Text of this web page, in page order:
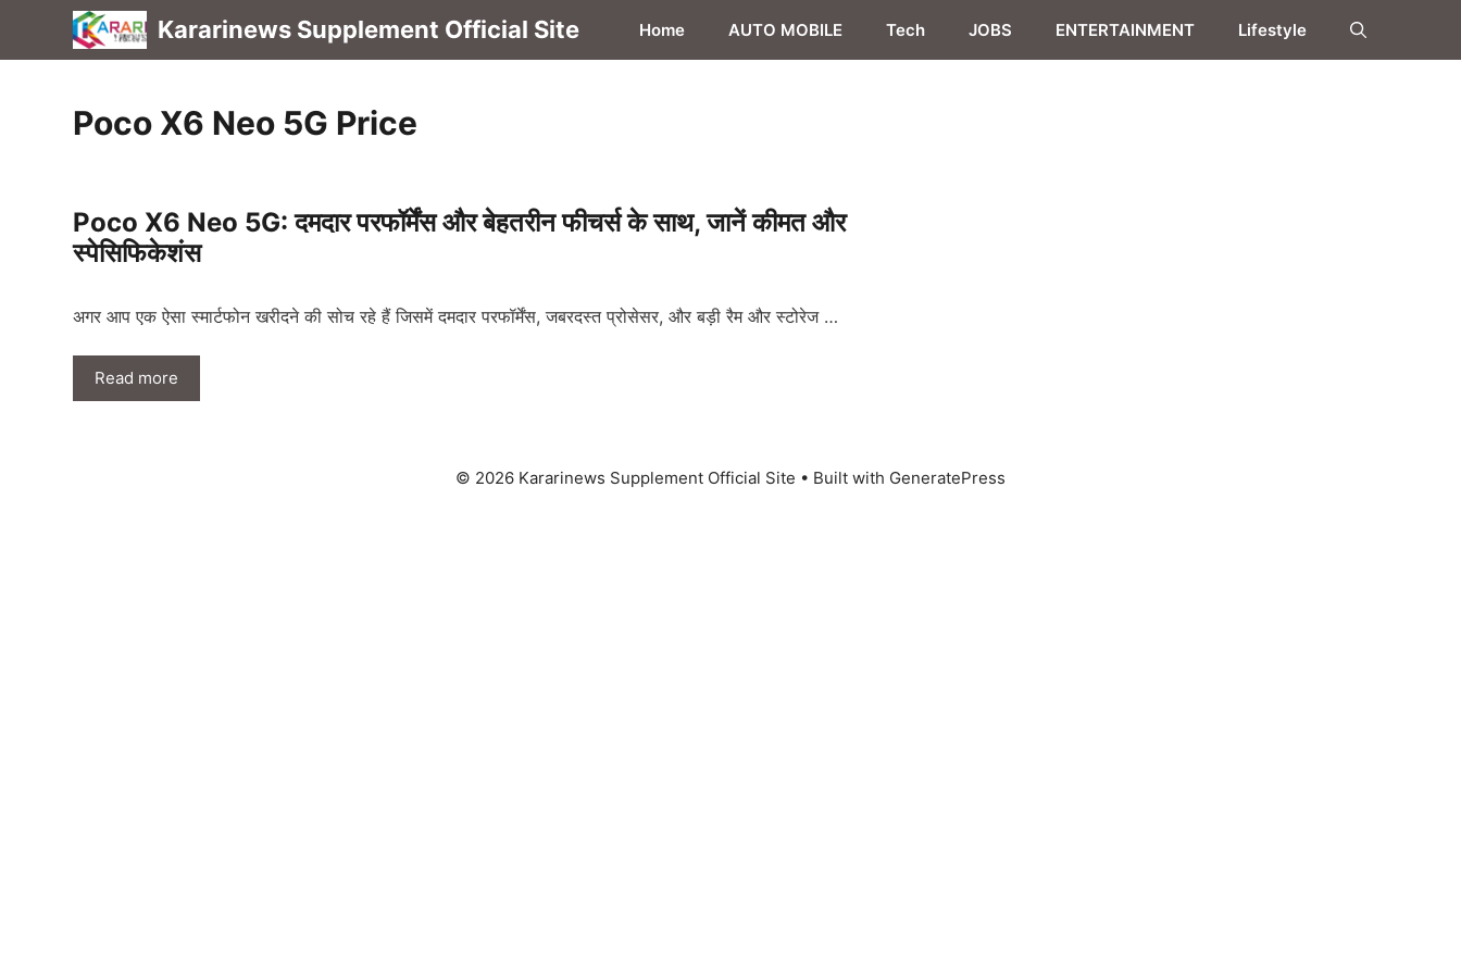
content
Kararinews Supplement Official Site Home AUTO MOBILE Tech JOBS ENTERTAINMENT Lifestyle
Poco X6 Neo 5G Price
Poco X6 Neo 5G: दमदार परफॉर्मेंस और बेहतरीन फीचर्स के साथ, जानें कीमत और
स्पेसिफिकेशंस
अगर आप एक ऐसा स्मार्टफोन खरीदने की सोच रहे हैं जिसमें दमदार परफॉर्मेंस, जबरदस्त प्रोसेसर, और बड़ी रैम और स्टोरेज …
Read more
© 2026 Kararinews Supplement Official Site • Built with GeneratePress